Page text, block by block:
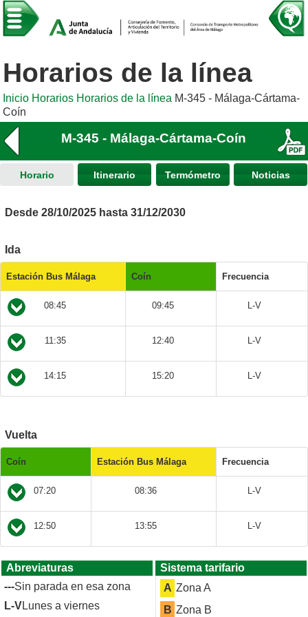
Horarios de la línea
Inicio Horarios Horarios de la línea M-345 - Málaga-Cártama-
Coín
M-345 - Málaga-Cártama-Coín
Horario Itinerario Termómetro Noticias
Desde 28/10/2025 hasta 31/12/2030
Ida
Estación Bus Málaga Coín Frecuencia
08:45 09:45 L-V
11:35 12:40 L-V
14:15 15:20 L-V
Vuelta
Coín Estación Bus Málaga Frecuencia
07:20 08:36 L-V
12:50 13:55 L-V
Abreviaturas
---Sin parada en esa zona
L-VLunes a viernes
Sistema tarifario
A Zona A
B Zona B